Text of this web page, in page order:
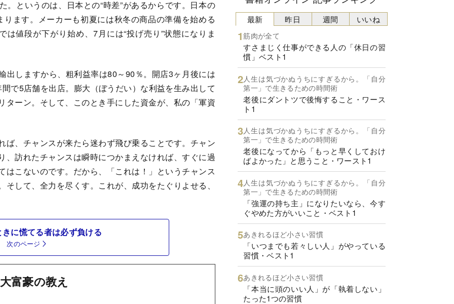
というのは、日本との“時差”があるからです。日本の
ます。メーカーも初夏には秋冬の商品の準備を始める
値段が下がり始め、7月には“投げ売り”状態になりま
しますから、粗利益率は80～90％。開店3ヶ月後には
で5店舗を出店。膨大（ぼうだい）な利益を生み出して
ターン。そして、このとき手にした資金が、私の「軍資
、チャンスが来たら迷わず飛び乗ることです。チャン
、訪れたチャンスは瞬時につかまえなければ、すぐに過
はこないのです。だから、「これは！」というチャンス
して、全力を尽くす。これが、成功をたぐりよせる、
に慌てる者は必ず負ける
次のページ
富豪の教え
最新
筋肉が全て
すさまじく仕事ができる人の「休日の習
慣」ベスト1
人生は気づかぬうちにすぎるから。「自分
第一」で生きるための時間術
老後にダントツで後悔すること・ワース
ト1
人生は気づかぬうちにすぎるから。「自分
第一」で生きるための時間術
老後になってから「もっと早くしておけ
ばよかった」と思うこと・ワースト1
人生は気づかぬうちにすぎるから。「自分
第一」で生きるための時間術
「強運の持ち主」になりたいなら、今す
ぐやめた方がいいこと・ベスト1
あきれるほど小さい習慣
「いつまでも若々しい人」がやっている
習慣・ベスト1
あきれるほど小さい習慣
「本当に頭のいい人」が「執着しない」
たった1つの習慣
昨日 週間 いいね